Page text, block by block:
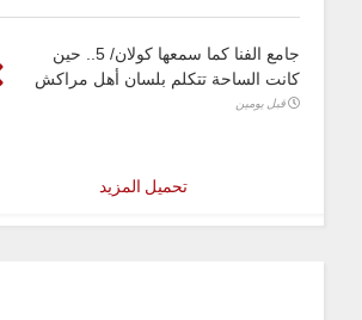
جامع الفنا كما سمعها كولان/ 5.. حين
كانت الساحة تتكلم بلسان أهل مراكش
قبل يومين
تحميل المزيد